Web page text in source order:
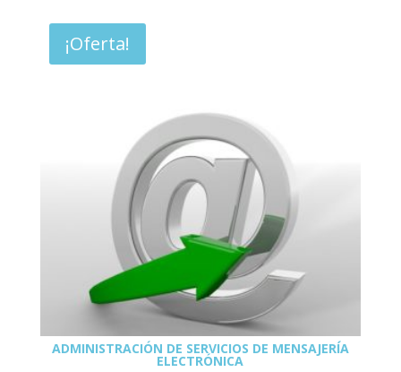
¡Oferta!
ADMINISTRACIÓN DE SERVICIOS DE MENSAJERÍA
ELECTRÓNICA